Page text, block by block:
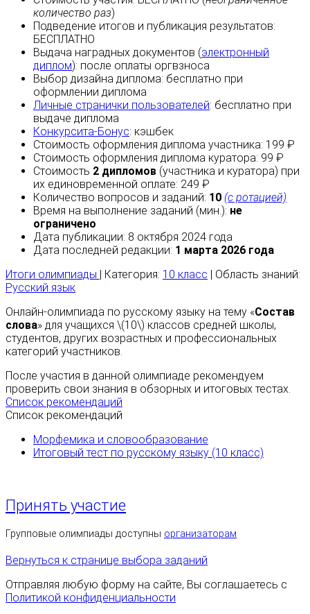
количество раз)
Подведение итогов и публикация результатов:
БЕСПЛАТНО
Выдача наградных документов (электронный
диплом): после оплаты оргвзноса
Выбор дизайна диплома: бесплатно при
оформлении диплома
Личные странички пользователей: бесплатно при
выдаче диплома
Конкурсита-Бонус: кэшбек
Стоимость оформления диплома участника: 199 ₽
Стоимость оформления диплома куратора: 99 ₽
Стоимость 2 дипломов (участника и куратора) при
их единовременной оплате: 249 ₽
Количество вопросов и заданий: 10 (с ротацией)
Время на выполнение заданий (мин.): не
ограничено
Дата публикации: 8 октября 2024 года
Дата последней редакции: 1 марта 2026 года
Итоги олимпиады
| Категория: 10 класс | Область знаний:
Русский язык
Онлайн-олимпиада по русскому языку на тему «Состав
слова» для учащихся \(10\) классов средней школы,
студентов, других возрастных и профессиональных
категорий участников.
После участия в данной олимпиаде рекомендуем
проверить свои знания в обзорных и итоговых тестах.
Список рекомендаций
Список рекомендаций
Морфемика и словообразование
Итоговый тест по русскому языку (10 класс)
Принять участие
Групповые олимпиады доступны организаторам
Вернуться к странице выбора заданий
Отправляя любую форму на сайте, Вы соглашаетесь с
Политикой конфиденциальности